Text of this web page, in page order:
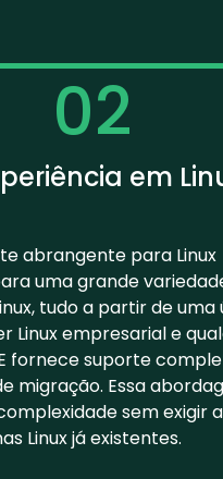
02
em
abrangente para Linux
uma grande
tudo a partir de uma
Linux empresarial e
fornece suporte
migração. Essa
sem exigir
Linux já existentes.